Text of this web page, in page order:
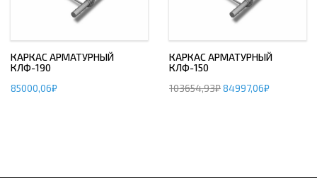
КАРКАС АРМАТУРНЫЙ
КЛФ-190
85000,06₽
КАРКАС АРМАТУРНЫЙ
КЛФ-150
103654,93₽84997,06₽